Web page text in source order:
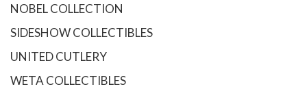
NOBEL COLLECTION
SIDESHOW COLLECTIBLES
UNITED CUTLERY
WETA COLLECTIBLES